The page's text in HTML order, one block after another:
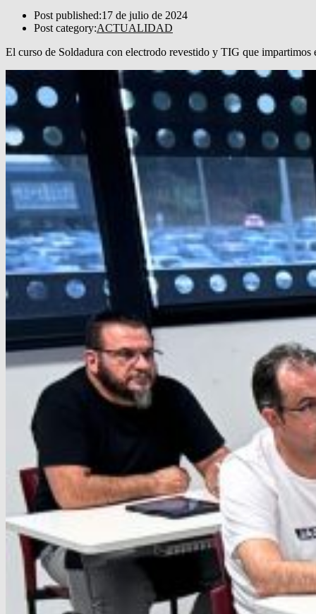
Post published:17 de julio de 2024
Post category:ACTUALIDAD
El curso de Soldadura con electrodo revestido y TIG que